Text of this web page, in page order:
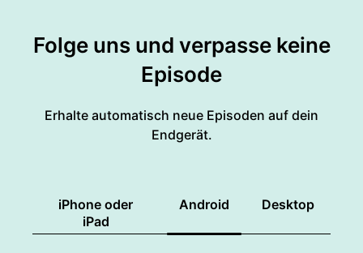
Folge uns und verpasse keine
Episode
Erhalte automatisch neue Episoden auf dein
Endgerät.
iPhone oder
iPad
Android Desktop